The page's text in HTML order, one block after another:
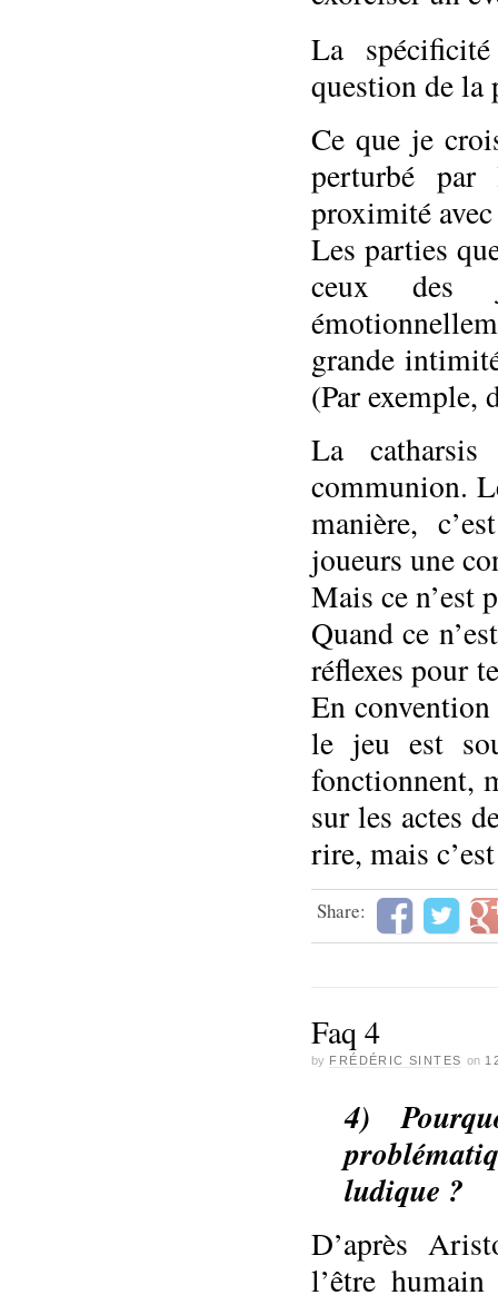
La
question de la
Ce que je
perturbé
proximité
Les parties
ceux des
grande
(Par exemple,
La
communion.
manière,
joueurs une
Mais ce n’est
Quand ce
réflexes pour
En
le jeu est
fonctionnent,
sur les actes
rire, mais
Share:
Faq 4
by FRÉDÉRIC SINTES on
4)
ludique ?
D’après
l’être